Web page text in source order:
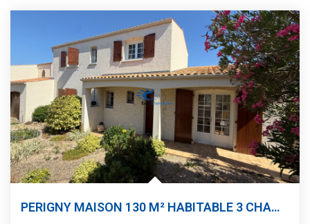
PERIGNY MAISON 130 M² HABITABLE 3 CHAMBRES GARAGE JARDIN